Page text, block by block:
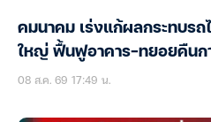
คมนาคม เร่งแก้ผลกระทบร
ใหญ่ ฟื้นฟูอาคาร-ทยอยคืนก
08 ส.ค. 69 17:49 น.